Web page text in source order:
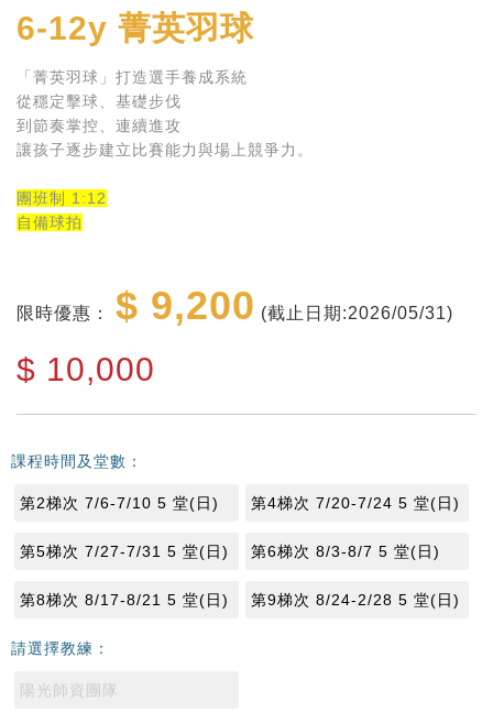
6-12y 菁英羽球
「菁英羽球」打造選手養成系統
從穩定擊球、基礎步伐
到節奏掌控、連續進攻
讓孩子逐步建立比賽能力與場上競爭力。
團班制 1:12
自備球拍
限時優惠： $ 9,200 (截止日期:2026/05/31)
$ 10,000
課程時間及堂數：
第2梯次 7/6-7/10 5 堂(日) 第4梯次 7/20-7/24 5 堂(日)
第5梯次 7/27-7/31 5 堂(日) 第6梯次 8/3-8/7 5 堂(日)
第8梯次 8/17-8/21 5 堂(日) 第9梯次 8/24-2/28 5 堂(日)
請選擇教練：
陽光師資團隊